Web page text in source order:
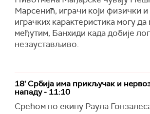
Марсенић, играчи који физички
играчких карактеристика могу да
међутим, Банхиди када добије
незаустављиво.
18' Србија има прикључак и
нападу - 11:10
Срећом по екипу Раула